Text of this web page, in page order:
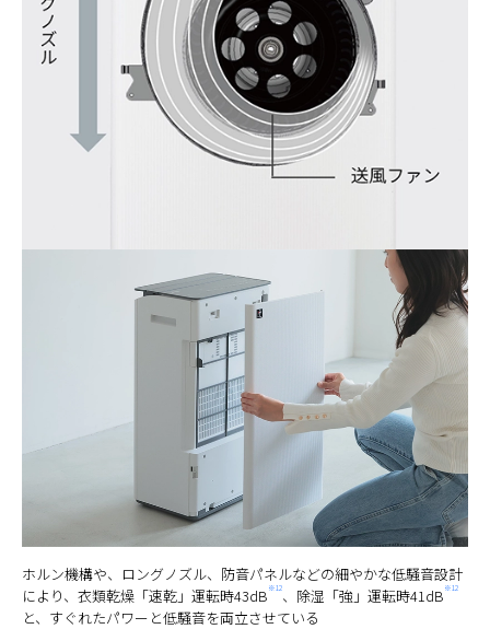
ホルン機構や、ロングノズル、防音パネルなどの細やかな低騒音設計
により、衣類乾燥「速乾」運転時43dB ※12、除湿「強」運転時41dB ※12
と、すぐれたパワーと低騒音を両立させている